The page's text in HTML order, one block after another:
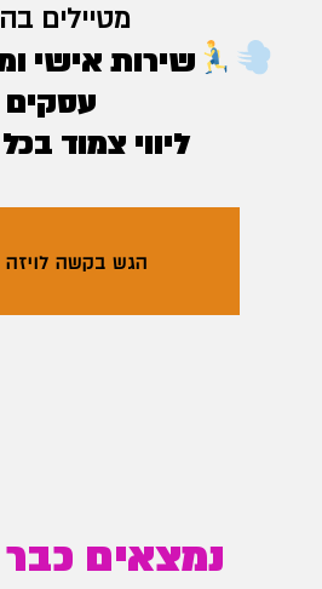
מטיילים
שירות אישי
עסקים
ליווי צמוד
הגש בקשה לויזה
נמצאים